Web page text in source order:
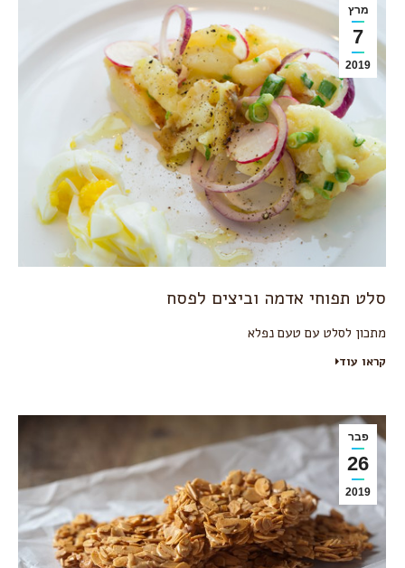
מרץ
7
2019
סלט תפוחי אדמה וביצים לפסח
מתכון לסלט עם טעם נפלא
קראו עוד
פבר
26
2019